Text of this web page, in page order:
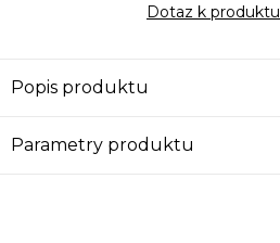
Dotaz k produktu
Popis produktu
Parametry produktu